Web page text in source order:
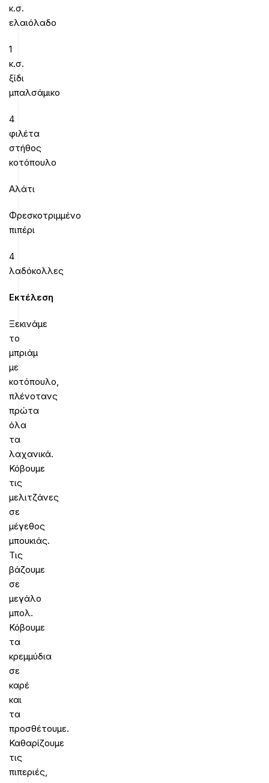
κ.σ.
ελαιόλαδο
1
κ.σ.
ξίδι
μπαλσάμικο
4
φιλέτα
στήθος
κοτόπουλο
Αλάτι
Φρεσκοτριμμένο
πιπέρι
4
λαδόκολλες
Εκτέλεση
Ξεκινάμε
το
μπριάμ
με
κοτόπουλο,
πλένοτανς
πρώτα
όλα
τα
λαχανικά.
Κόβουμε
τις
μελιτζάνες
σε
μέγεθος
μπουκιάς.
Τις
βάζουμε
σε
μεγάλο
μπολ.
Κόβουμε
τα
κρεμμύδια
σε
καρέ
και
τα
προσθέτουμε.
Καθαρίζουμε
τις
πιπεριές,